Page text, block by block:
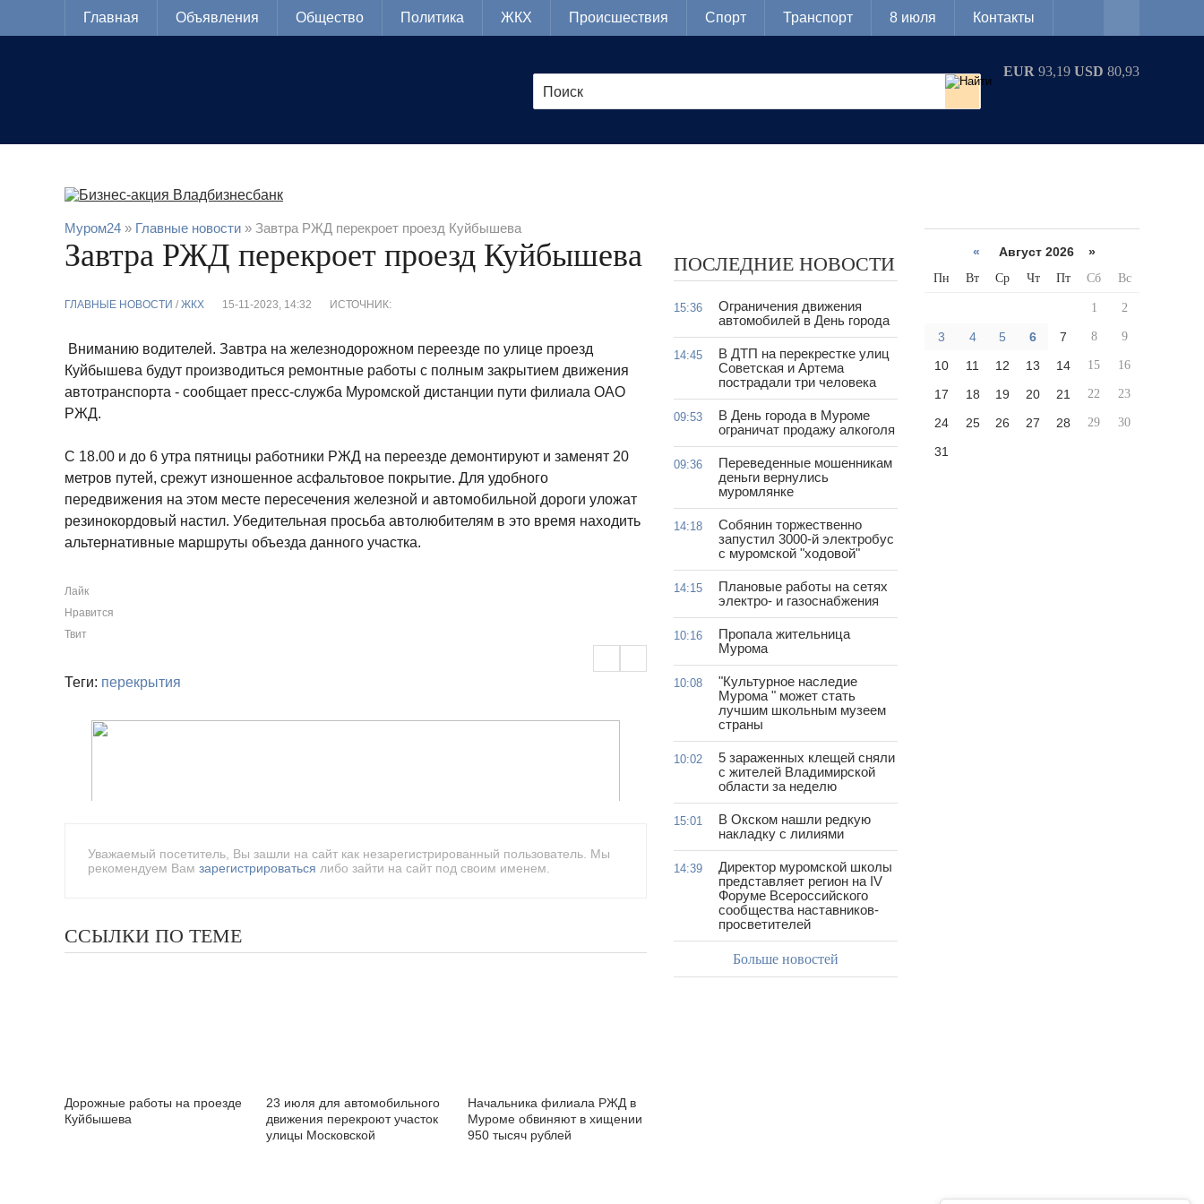
Главная Объявления Общество Политика ЖКХ Происшествия Спорт Транспорт 8 июля Контакты
EUR 93,19 USD 80,93
Муром24 » Главные новости » Завтра РЖД перекроет проезд Куйбышева
Завтра РЖД перекроет проезд Куйбышева
ГЛАВНЫЕ НОВОСТИ / ЖКХ 15-11-2023, 14:32 ИСТОЧНИК:
Вниманию водителей. Завтра на железнодорожном переезде по улице проезд
Куйбышева будут производиться ремонтные работы с полным закрытием движения
автотранспорта - сообщает пресс-служба Муромской дистанции пути филиала ОАО
РЖД.
С 18.00 и до 6 утра пятницы работники РЖД на переезде демонтируют и заменят 20
метров путей, срежут изношенное асфальтовое покрытие. Для удобного
передвижения на этом месте пересечения железной и автомобильной дороги уложат
резинокордовый настил. Убедительная просьба автолюбителям в это время находить
альтернативные маршруты объезда данного участка.
Лайк
Нравится
Твит
Теги: перекрытия
Уважаемый посетитель, Вы зашли на сайт как незарегистрированный пользователь. Мы
рекомендуем Вам зарегистрироваться либо зайти на сайт под своим именем.
ССЫЛКИ ПО ТЕМЕ
Дорожные работы на проезде
Куйбышева
23 июля для автомобильного
движения перекроют участок
улицы Московской
Начальника филиала РЖД в
Муроме обвиняют в хищении
950 тысяч рублей
ПОСЛЕДНИЕ НОВОСТИ
15:36
Ограничения движения
автомобилей в День города
14:45
В ДТП на перекрестке улиц
Советская и Артема
пострадали три человека
09:53
В День города в Муроме
ограничат продажу алкоголя
09:36
Переведенные мошенникам
деньги вернулись
муромлянке
14:18
Собянин торжественно
запустил 3000-й электробус
с муромской "ходовой"
14:15
Плановые работы на сетях
электро- и газоснабжения
10:16
Пропала жительница
Мурома
10:08
"Культурное наследие
Мурома " может стать
лучшим школьным музеем
страны
10:02
5 зараженных клещей сняли
с жителей Владимирской
области за неделю
15:01
В Окском нашли редкую
накладку с лилиями
14:39
Директор муромской школы
представляет регион на IV
Форуме Всероссийского
сообщества наставников-
просветителей
Больше новостей
« Август 2026 »
Пн Вт Ср Чт Пт Сб Вс
1 2
3 4 5 6 7 8 9
10 11 12 13 14 15 16
17 18 19 20 21 22 23
24 25 26 27 28 29 30
31